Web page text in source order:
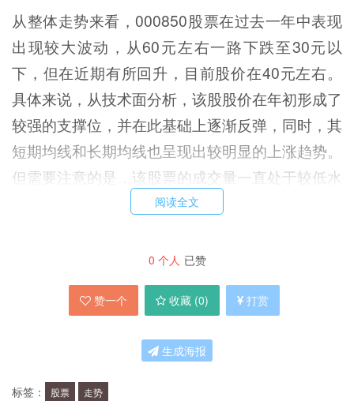
从整体走势来看，000850股票在过去一年中表现
出现较大波动，从60元左右一路下跌至30元以
下，但在近期有所回升，目前股价在40元左右。
具体来说，从技术面分析，该股股价在年初形成了
较强的支撑位，并在此基础上逐渐反弹，同时，其
短期均线和长期均线也呈现出较明显的上涨趋势。
但需要注意的是，该股票的成交量一直处于较低水
平，暂时难以形成更大的上涨动力。
000850股票分析：投资建议
对于投资者而言，应该如何看待000850股票，是
从基本面来看，000850作为一家化工企业，其业
阅读全文
0 个人 已赞
赞一个 收藏 (0) 打赏
生成海报
标签： 股票 走势